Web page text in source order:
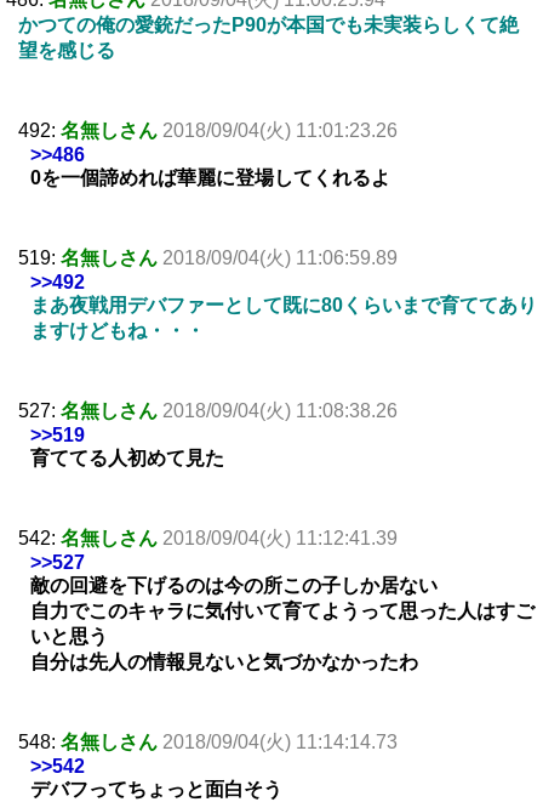
かつての俺の愛銃だったP90が本国でも未実装らしくて絶
望を感じる
492: 名無しさん 2018/09/04(火) 11:01:23.26
>>486
0を一個諦めれば華麗に登場してくれるよ
519: 名無しさん 2018/09/04(火) 11:06:59.89
>>492
まあ夜戦用デバファーとして既に80くらいまで育ててあり
ますけどもね・・・
527: 名無しさん 2018/09/04(火) 11:08:38.26
>>519
育ててる人初めて見た
542: 名無しさん 2018/09/04(火) 11:12:41.39
>>527
敵の回避を下げるのは今の所この子しか居ない
自力でこのキャラに気付いて育てようって思った人はすご
いと思う
自分は先人の情報見ないと気づかなかったわ
548: 名無しさん 2018/09/04(火) 11:14:14.73
>>542
デバフってちょっと面白そう